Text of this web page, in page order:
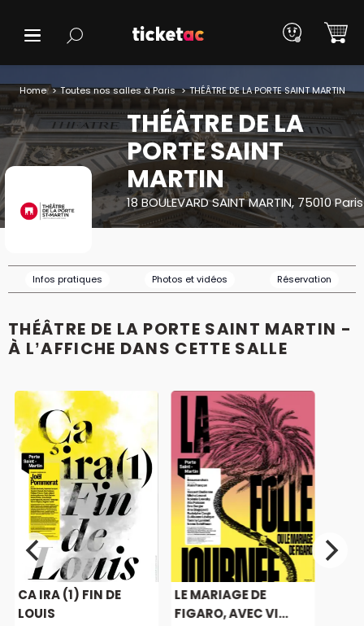
Home Toutes nos salles à Paris THÉÂTRE DE LA PORTE SAINT MARTIN
THÉÂTRE DE LA
PORTE SAINT
MARTIN
18 BOULEVARD SAINT MARTIN, 75010 Paris
Infos pratiques Photos et vidéos Réservation
THÉÂTRE DE LA PORTE SAINT MARTIN -
À L’AFFICHE DANS CETTE SALLE
CA IRA (1) FIN DE
LOUIS
LE MARIAGE DE
FIGARO, AVEC VI...